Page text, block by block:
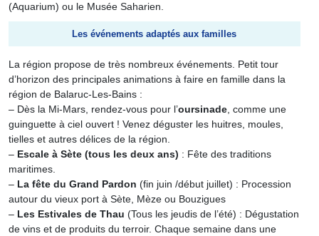
(Aquarium) ou le Musée Saharien.
Les événements adaptés aux familles
La région propose de très nombreux événements. Petit tour
d’horizon des principales animations à faire en famille dans la
région de Balaruc-Les-Bains :
– Dès la Mi-Mars, rendez-vous pour l’oursinade, comme une
guinguette à ciel ouvert ! Venez déguster les huitres, moules,
tielles et autres délices de la région.
–Escale à Sète (tous les deux ans) : Fête des traditions
maritimes.
– La fête du Grand Pardon (fin juin /début juillet) : Procession
autour du vieux port à Sète, Mèze ou Bouzigues
– Les Estivales de Thau (Tous les jeudis de l’été) : Dégustation
de vins et de produits du terroir. Chaque semaine dans une